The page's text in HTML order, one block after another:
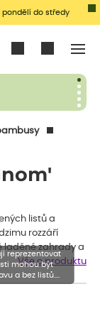
pondělí do středy
listů a
rozzáří
laděné zahrady a
Vše o produktu
reprezentovat
mohou být
a bez listů.
výška,